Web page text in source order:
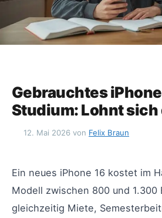
Gebrauchtes
Studium: Lohnt sich
12. Mai 2026 von Felix Braun
Ein neues iPhone 16 kostet im
Modell zwischen 800 und 1.300
gleichzeitig Miete,